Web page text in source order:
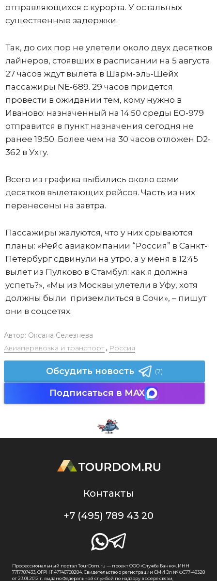
отправляющихся с курорта. У остальных
существенные задержки.
Так, до сих пор не улетели около двух десятков
лайнеров, стоявших в расписании на 5 августа.
27 часов ждут вылета в Шарм-эль-Шейх
пассажиры NE-689. 29 часов придется
провести в ожидании тем, кому нужно в
Иваново: назначенный на 14:50 среды ЕО-979
отправится в пункт назначения сегодня не
ранее 19:50. Более чем на 30 часов отложен D2-
362 в Ухту.
Всего из графика выбились около семи
десятков вылетающих рейсов. Часть из них
перенесены на завтра.
Пассажиры жалуются, что у них срываются
планы: «Рейс авиакомпании “Россия” в Санкт-
Петербург сдвинули на утро, а у меня в 12:45
вылет из Пулково в Стамбул: как я должна
успеть?», «Мы из Москвы улетели в Уфу, хотя
должны были приземлиться в Сочи», – пишут
они в соцсетях.
Автор: Оксана Селезнева
Авиаперевозка и транспорт, Россия
Обсудить новость (7)
Подписаться в MAX
Контакты
+7 (495) 789 43 20
Профессиональный портал TourDom.ru — проект ООО «Служба Банко», ИНН
7717787433, ОГРН 1147746708284. Свидетельство о регистрации СМИ Эл № ФС77-48328
от 23.01.2012 г. выдано Федеральной службой по надзору в сфере связи,